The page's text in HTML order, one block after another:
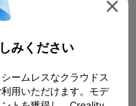

みください
ームレスなクラウドス
用いただけます。モデ